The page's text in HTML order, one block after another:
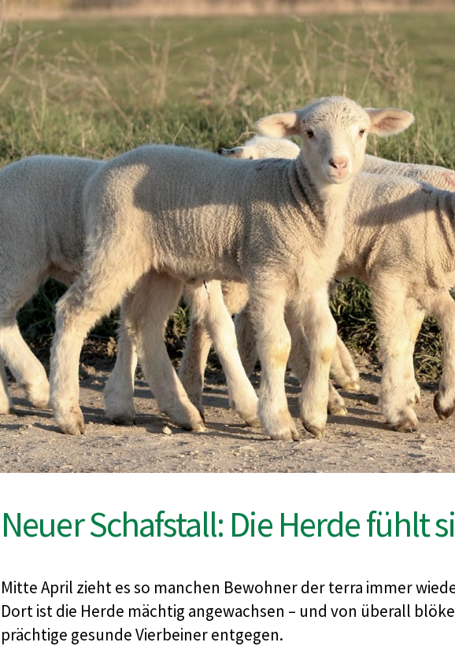
Neuer Schafstall: Die Herde fühlt
Mitte April zieht es so manchen Bewohner der terra immer
Dort ist die Herde mächtig angewachsen – und von überall
prächtige gesunde Vierbeiner entgegen.